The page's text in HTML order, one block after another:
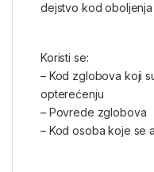
dejstvo kod
Koristi se:
– Kod zglobova koji
opterećenju
– Povrede zglobova
– Kod osoba koje se